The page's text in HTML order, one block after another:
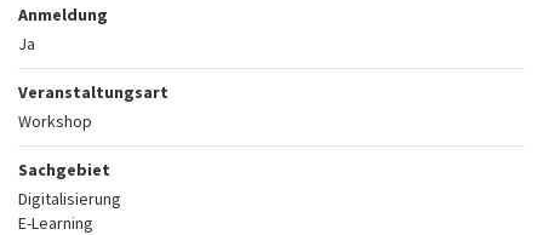
Anmeldung
Ja
Veranstaltungsart
Workshop
Sachgebiet
Digitalisierung
E-Learning